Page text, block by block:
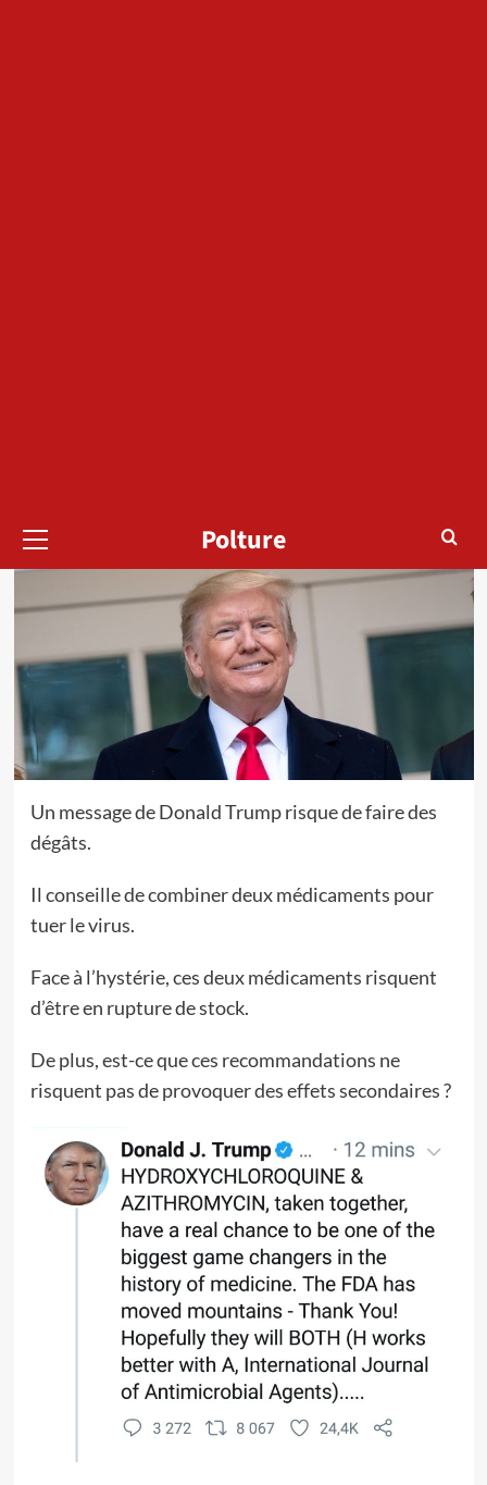
principal
Polture
Un message de Donald Trump risque de faire des
dégâts.
Il conseille de combiner deux médicaments pour
tuer le virus.
Face à l’hystérie, ces deux médicaments risquent
d’être en rupture de stock.
De plus, est-ce que ces recommandations ne
risquent pas de provoquer des effets secondaires ?